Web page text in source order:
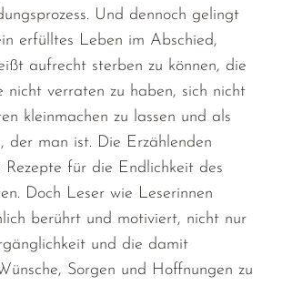
Und dennoch gelingt
erfülltes Leben im Abschied,
aufrecht sterben zu können, die
nicht verraten zu haben, sich nicht
kleinmachen zu lassen und als
der man ist. Die Erzählenden
Rezepte für die Endlichkeit des
Doch Leser wie Leserinnen
berührt und motiviert, nicht nur
und die damit
Sorgen und Hoffnungen zu